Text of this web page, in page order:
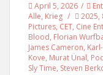
April 5, 2026
Alle, Krieg 2025,
Pictures, CET, Cine
Blood, Florian
James Cameron,
Kove, Murat Ünal,
Sly Time, Steven